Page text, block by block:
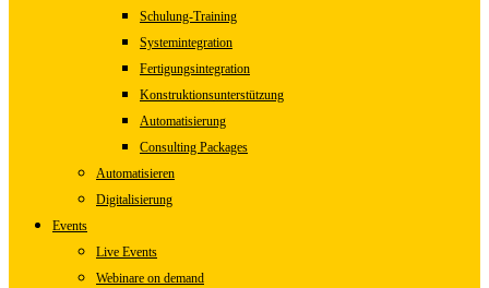
Schulung-Training
Systemintegration
Fertigungsintegration
Konstruktionsunterstützung
Automatisierung
Consulting Packages
Automatisieren
Digitalisierung
Events
Live Events
Webinare on demand